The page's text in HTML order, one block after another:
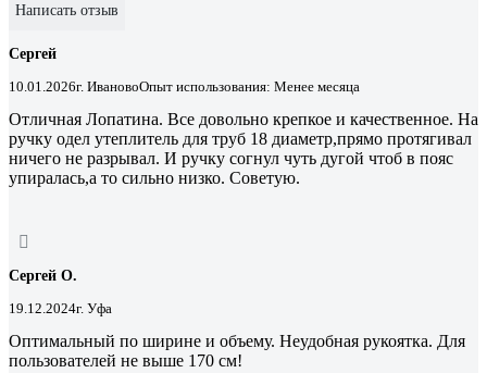
Написать отзыв
Сергей
10.01.2026г. ИвановоОпыт использования: Менее месяца
Отличная Лопатина. Все довольно крепкое и качественное. На
ручку одел утеплитель для труб 18 диаметр,прямо протягивал
ничего не разрывал. И ручку согнул чуть дугой чтоб в пояс
упиралась,а то сильно низко. Советую.
Сергей О.
19.12.2024г. Уфа
Оптимальный по ширине и объему. Неудобная рукоятка. Для
пользователей не выше 170 см!